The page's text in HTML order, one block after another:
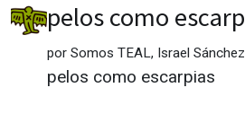
pelos como
por Somos TEAL, Israel Sánchez
pelos como escarpias